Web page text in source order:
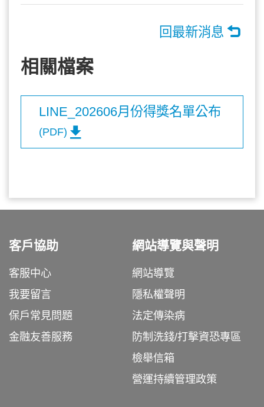
回最新消息
相關檔案
LINE_202606月份得獎名單公布
(PDF)
客戶協助
客服中心
我要留言
保戶常見問題
金融友善服務
網站導覽與聲明
網站導覽
隱私權聲明
法定傳染病
防制洗錢/打擊資恐專區
檢舉信箱
營運持續管理政策